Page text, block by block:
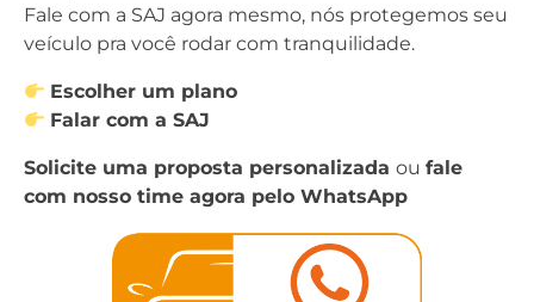
Fale com a SAJ agora mesmo, nós protegemos seu
veículo pra você rodar com tranquilidade.
Escolher um plano
Falar com a SAJ
Solicite uma proposta personalizada ou fale
com nosso time agora pelo WhatsApp